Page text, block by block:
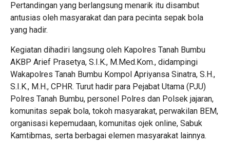
Pertandingan yang berlangsung menarik itu disambut
antusias oleh masyarakat dan para pecinta sepak bola
yang hadir.
Kegiatan dihadiri langsung oleh Kapolres Tanah Bumbu
AKBP Arief Prasetya, S.I.K., M.Med.Kom., didampingi
Wakapolres Tanah Bumbu Kompol Apriyansa Sinatra, S.H.,
S.I.K., M.H., CPHR. Turut hadir para Pejabat Utama (PJU)
Polres Tanah Bumbu, personel Polres dan Polsek jajaran,
komunitas sepak bola, tokoh masyarakat, perwakilan BEM,
organisasi kepemudaan, komunitas ojek online, Sabuk
Kamtibmas, serta berbagai elemen masyarakat lainnya.